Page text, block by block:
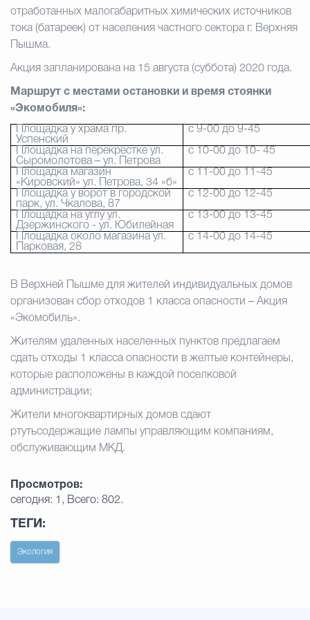
Избирательная
Градостроительство и
Государственные организации
Открытые
отработанных малогабаритных химических источников
тока (батареек) от населения частного сектора г. Верхняя
Пышма.
Акция запланирована на 15 августа (суббота) 2020 года.
Маршрут с местами остановки и время стоянки
«Экомобиля»:
Площадка у храма пр.
Успенский
с 9-00 до 9-45
Площадка на перекрестке ул.
Сыромолотова – ул. Петрова
с 10-00 до 10- 45
Площадка магазин
«Кировский» ул. Петрова, 34 «б»
с 11-00 до 11-45
Площадка у ворот в городской
парк, ул. Чкалова, 87
с 12-00 до 12-45
Площадка на углу ул.
Дзержинского - ул. Юбилейная
с 13-00 до 13-45
Площадка около магазина ул.
Парковая, 28
с 14-00 до 14-45
В Верхней Пышме для жителей индивидуальных домов
организован сбор отходов 1 класса опасности – Акция
«Экомобиль».
Жителям удаленных населенных пунктов предлагаем
сдать отходы 1 класса опасности в желтые контейнеры,
которые расположены в каждой поселковой
администрации;
Жители многоквартирных домов сдают
ртутьсодержащие лампы управляющим компаниям,
обслуживающим МКД.
Просмотров:
сегодня: 1, Всего: 802.
ТЕГИ:
Экология